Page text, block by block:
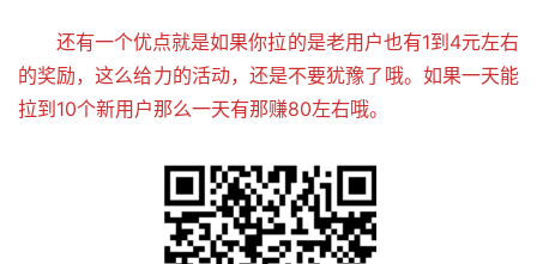
还有一个优点就是如果你拉的是老用户也有1到4元左右
的奖励，这么给力的活动，还是不要犹豫了哦。如果一天能
拉到10个新用户那么一天有那赚80左右哦。